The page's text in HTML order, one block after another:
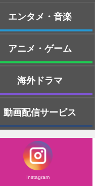
エンタメ・音楽
アニメ・ゲーム
海外ドラマ
動画配信サービス
Instagram